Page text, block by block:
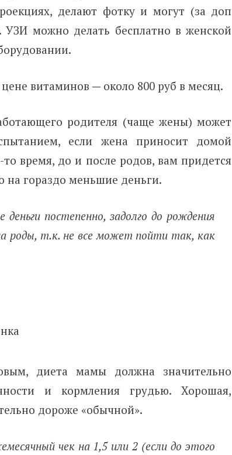
делают фотку и могут (за доп
УЗИ можно делать бесплатно в женской
витаминов — около 800 руб в месяц.
родителя (чаще жены) может
если жена приносит домой
время, до и после родов, вам придется
гораздо меньшие деньги.
постепенно, задолго до рождения
роды, т.к. не все может пойти так, как
диета мамы должна значительно
и кормления грудью. Хорошая,
дороже «обычной».
чек на 1,5 или 2 (если до этого